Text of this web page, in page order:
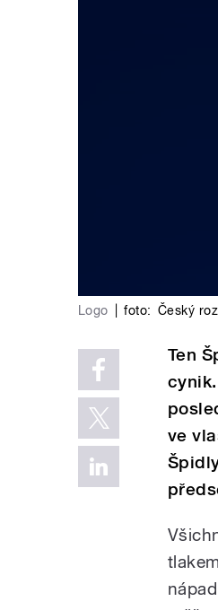
Logo foto: Český
Ten
ve